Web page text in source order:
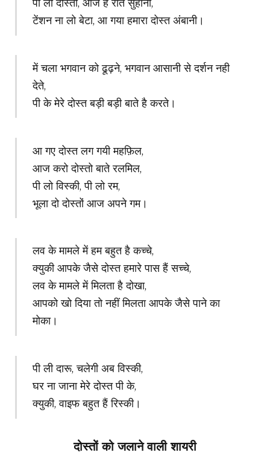
पी लो दोस्तो, आज हैं रात सुहानी,
टेंशन ना लो बेटा, आ गया हमारा दोस्त अंबानी।
में चला भगवान को ढूढ़ने, भगवान आसानी से दर्शन नही
देते,
पी के मेरे दोस्त बड़ी बड़ी बाते है करते।
आ गए दोस्त लग गयी महफ़िल,
आज करो दोस्तो बाते रलमिल,
पी लो विस्की, पी लो रम,
भूला दो दोस्तों आज अपने गम।
लव के मामले में हम बहुत है कच्चे,
क्युकी आपके जैसे दोस्त हमारे पास हैं सच्चे,
लव के मामले में मिलता है दोखा,
आपको खो दिया तो नहीं मिलता आपके जैसे पाने का
मोका।
पी ली दारू, चलेगी अब विस्की,
घर ना जाना मेरे दोस्त पी के,
क्युकी, वाइफ बहुत हैं रिस्की।
दोस्तों को जलाने वाली शायरी